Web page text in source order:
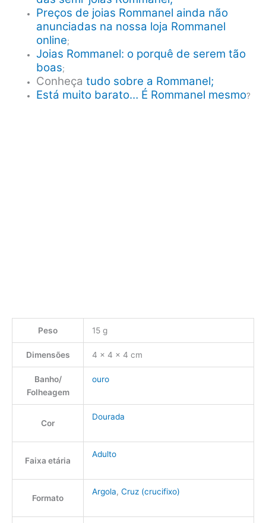
Preços de joias Rommanel ainda não
anunciadas na nossa loja Rommanel
online;
Joias Rommanel: o porquê de serem tão
boas;
Conheçatudo sobre a Rommanel;
Está muito barato… É Rommanel mesmo?
Peso 15 g
Dimensões 4 × 4 × 4 cm
Banho/
Folheagem
ouro
Cor
Dourada
Faixa etária
Adulto
Formato
Argola, Cruz (crucifixo)